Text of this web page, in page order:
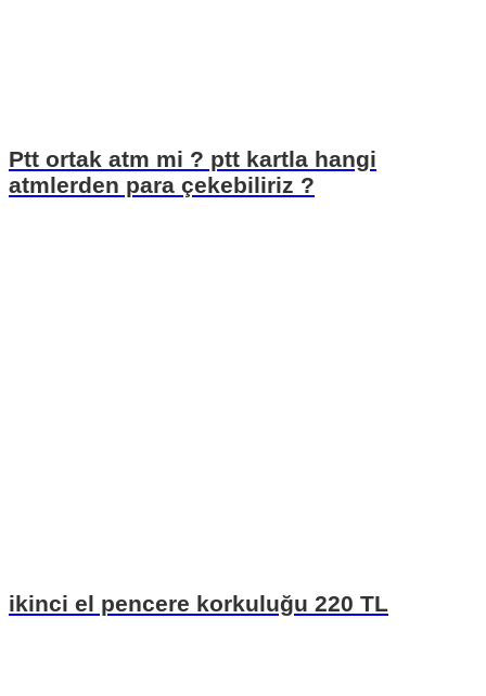
Ptt ortak atm mi ? ptt kartla hangi
atmlerden para çekebiliriz ?
ikinci el pencere korkuluğu 220 TL